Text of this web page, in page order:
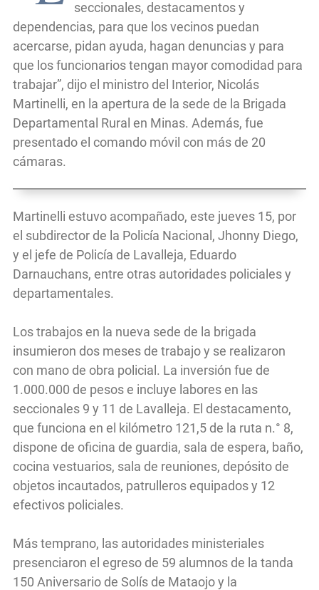
seccionales, destacamentos y
dependencias, para que los vecinos puedan
acercarse, pidan ayuda, hagan denuncias y para
que los funcionarios tengan mayor comodidad para
trabajar”, dijo el ministro del Interior, Nicolás
Martinelli, en la apertura de la sede de la Brigada
Departamental Rural en Minas. Además, fue
presentado el comando móvil con más de 20
cámaras.
Martinelli estuvo acompañado, este jueves 15, por
el subdirector de la Policía Nacional, Jhonny Diego,
y el jefe de Policía de Lavalleja, Eduardo
Darnauchans, entre otras autoridades policiales y
departamentales.
Los trabajos en la nueva sede de la brigada
insumieron dos meses de trabajo y se realizaron
con mano de obra policial. La inversión fue de
1.000.000 de pesos e incluye labores en las
seccionales 9 y 11 de Lavalleja. El destacamento,
que funciona en el kilómetro 121,5 de la ruta n.° 8,
dispone de oficina de guardia, sala de espera, baño,
cocina vestuarios, sala de reuniones, depósito de
objetos incautados, patrulleros equipados y 12
efectivos policiales.
Más temprano, las autoridades ministeriales
presenciaron el egreso de 59 alumnos de la tanda
150 Aniversario de Solís de Mataojo y la